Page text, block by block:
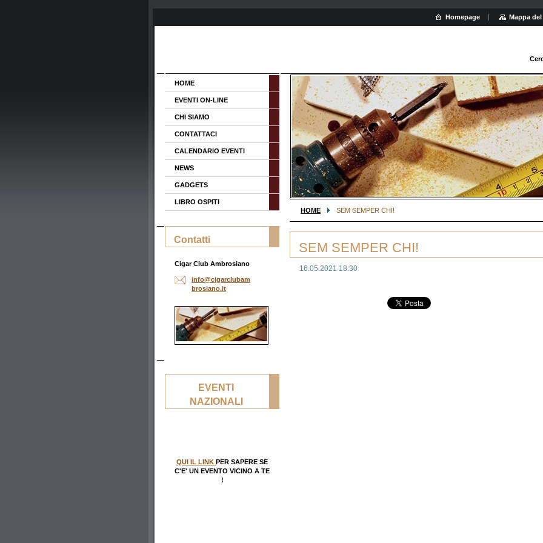
HOME SEM SEMPER CHI!
SEM SEMPER CHI!
16.05.2021 18:30
HOME
EVENTI ON-LINE
CHI SIAMO
CONTATTACI
CALENDARIO EVENTI
NEWS
GADGETS
LIBRO OSPITI
Contatti
Cigar Club Ambrosiano
info@cigarclubam
brosiano.it
EVENTI
NAZIONALI
QUI IL LINK PER SAPERE SE
C'E' UN EVENTO VICINO A TE
!
Homepage Mappa